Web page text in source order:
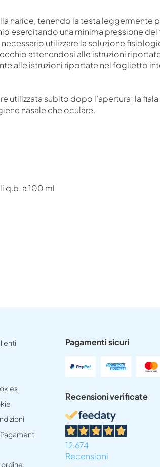
narice, tenendo la testa
esercitando una minima pressione
utilizzare la soluzione
attenendosi alle istruzioni
alle istruzioni riportate nel foglietto
utilizzata subito dopo l’apertura; la
nasale che oculare.
q.b. a 100 ml
Pagamenti sicuri
Recensioni verificate
12.674
Recensioni